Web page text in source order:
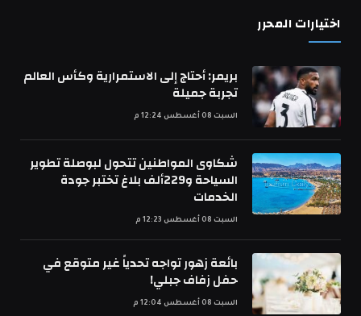
اختيارات المحرر
بريمر: أحتاج إلى الاستمرارية وكأس العالم
تجربة جميلة
السبت 08 أغسطس 12:24 م
شكاوى المواطنين تتحول لبوصلة تطوير
السياحة و229ألف بلاغ تختبر جودة
الخدمات
السبت 08 أغسطس 12:23 م
بائعة زهور تواجه تحدياً غير متوقع في
حفل زفاف جبلي!
السبت 08 أغسطس 12:04 م